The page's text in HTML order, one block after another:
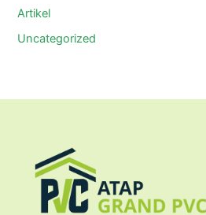
Artikel
Uncategorized